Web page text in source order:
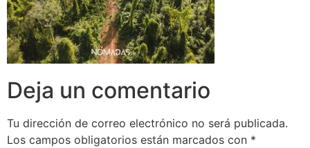
Deja un comentario
Tu dirección de correo electrónico no será publicada.
Los campos obligatorios están marcados con *